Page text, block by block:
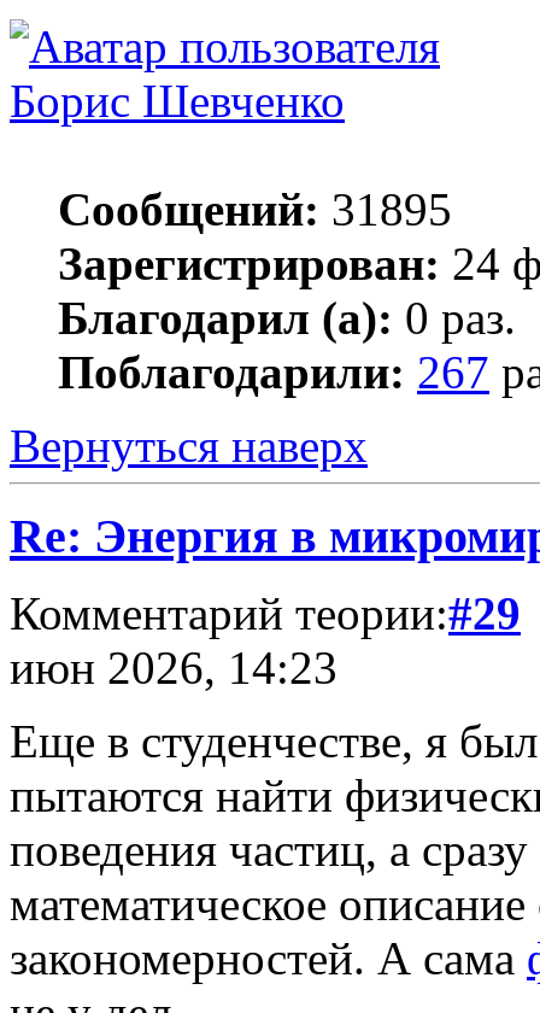
Борис Шевченко
Сообщений: 31895
Зарегистрирован: 24
Благодарил (а): 0 раз.
Поблагодарили: 267
Вернуться наверх
Re: Энергия в
Комментарий теории:#29
июн 2026, 14:23
Еще в студенчестве, я
пытаются найти
поведения частиц, а
математическое
закономерностей. А сама